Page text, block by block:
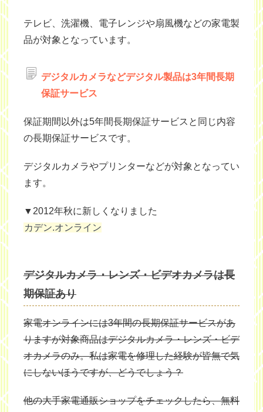
テレビ、洗濯機、電子レンジや扇風機などの家電製
品が対象となっています。
デジタルカメラなどデジタル製品は3年間長期
保証サービス
保証期間以外は5年間長期保証サービスと同じ内容
の長期保証サービスです。
デジタルカメラやプリンターなどが対象となってい
ます。
▼2012年秋に新しくなりました
カデン.オンライン
デジタルカメラ・レンズ・ビデオカメラは長
期保証あり
家電オンラインには3年間の長期保証サービスがあ
りますが対象商品はデジタルカメラ・レンズ・ビデ
オカメラのみ。私は家電を修理した経験が皆無で気
にしないほうですが、どうでしょう？
他の大手家電通販ショップをチェックしたら、無料